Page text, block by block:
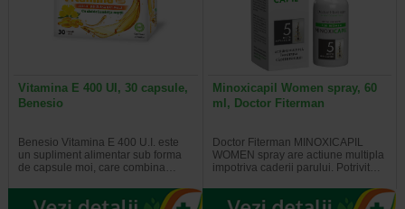
Vitamina E 400 UI, 30 capsule,
Benesio
Benesio Vitamina E 400 U.I. este
un supliment alimentar sub forma
de capsule moi, care combina…
Minoxicapil Women spray, 60
ml, Doctor Fiterman
Doctor Fiterman MINOXICAPIL
WOMEN spray are actiune multipla
impotriva caderii parului. Potrivit…